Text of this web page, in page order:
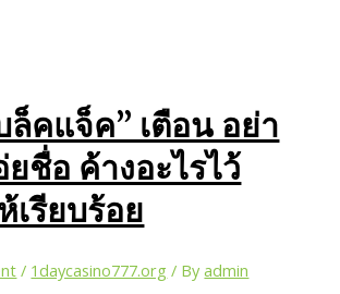
คแจ็ค” เตือน อย่า
ยชื่อ ค้างอะไรไว้
เรียบร้อย
/ 1daycasino777.org / Byadmin